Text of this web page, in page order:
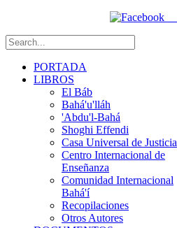
PORTADA
LIBROS
El Báb
Bahá'u'lláh
'Abdu'l-Bahá
Shoghi Effendi
Casa Universal de Justicia
Centro Internacional de
Enseñanza
Comunidad Internacional
Bahá'í
Recopilaciones
Otros Autores